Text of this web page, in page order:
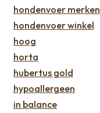
hondenvoer merken
hondenvoer winkel
hoog
horta
hubertus gold
hypoallergeen
in balance